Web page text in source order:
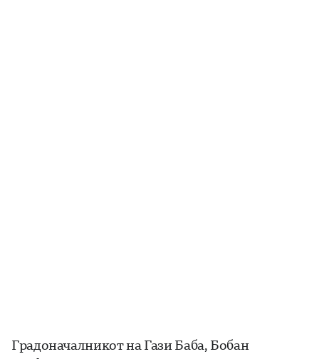
Градоначалникот на Гази Баба, Бобан